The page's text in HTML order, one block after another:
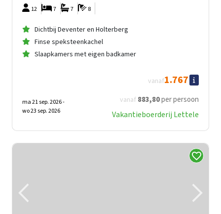
12 8
7
7
Dichtbij Deventer en Holterberg
Finse speksteenkachel
Slaapkamers met eigen badkamer
vanaf 883,80per persoon
vanaf1.767
ma 21 sep. 2026 -
wo 23 sep. 2026
Vakantieboerderij Lettele